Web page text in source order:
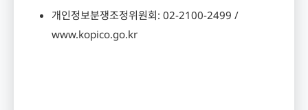
개인정보분쟁조정위원회: 02-2100-2499 /
www.kopico.go.kr